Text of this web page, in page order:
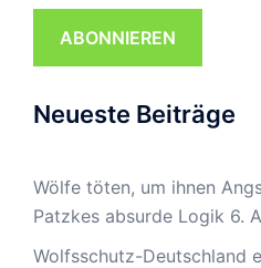
ABONNIEREN
Neueste Beiträge
Wölfe töten, um ihnen
Patzkes absurde Logik 6.
Wolfsschutz-Deutschland